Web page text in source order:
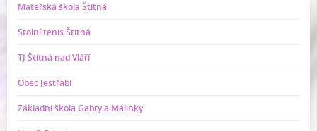
Mateřská škola Štítná
Stolní tenis Štítná
TJ Štítná nad Vláří
Obec Jestřabí
Základní škola Gabry a Málinky